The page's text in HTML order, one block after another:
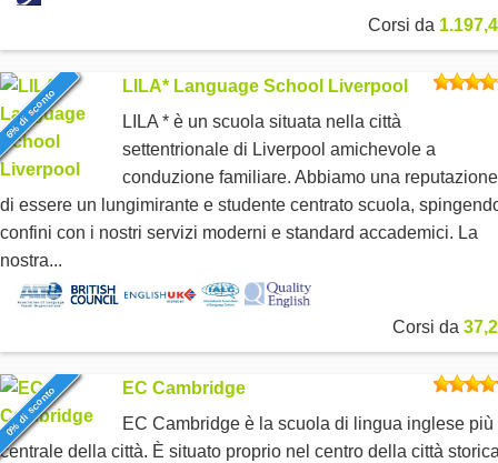
Corsi da
6% di sconto
LILA* Language School Liverpool
LILA * è un scuola situata nella città
settentrionale di Liverpool amichevole a
conduzione familiare. Abbiamo una reputazione
di essere un lungimirante e studente centrato scuola,
confini con i nostri servizi moderni e standard accademici. La
nostra...
Corsi da
0% di sconto
EC Cambridge
EC Cambridge è la scuola di lingua inglese più
centrale della città. È situato proprio nel centro della città